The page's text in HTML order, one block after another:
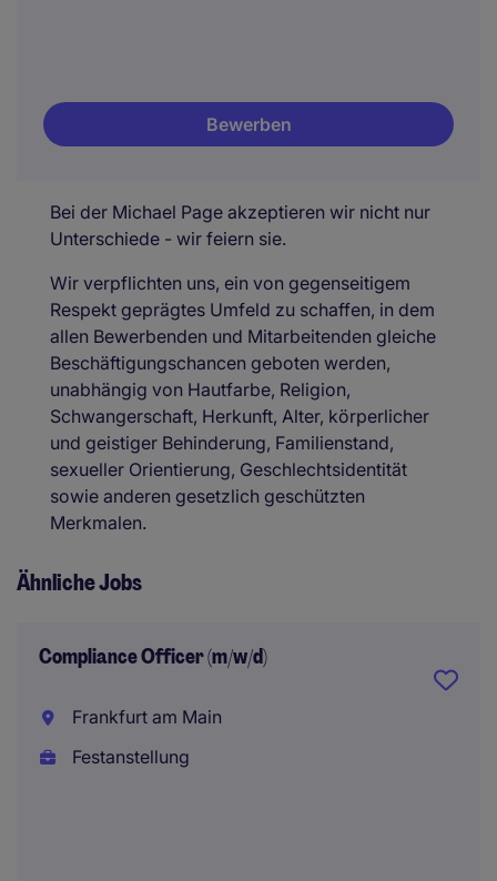
Bewerben
Bei der Michael Page akzeptieren wir nicht nur
Unterschiede - wir feiern sie.
Wir verpflichten uns, ein von gegenseitigem
Respekt geprägtes Umfeld zu schaffen, in dem
allen Bewerbenden und Mitarbeitenden gleiche
Beschäftigungschancen geboten werden,
unabhängig von Hautfarbe, Religion,
Schwangerschaft, Herkunft, Alter, körperlicher
und geistiger Behinderung, Familienstand,
sexueller Orientierung, Geschlechtsidentität
sowie anderen gesetzlich geschützten
Merkmalen.
Ähnliche Jobs
Compliance Officer (m/w/d)
Frankfurt am Main
Festanstellung